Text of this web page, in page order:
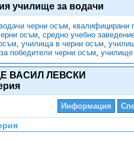
училище за водачи
черни осъм, квалифицирани
осъм, средно учебно
, училища в черни осъм,
победители черни осъм, училище
ВАСИЛ ЛЕВСКИ
Информация